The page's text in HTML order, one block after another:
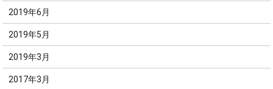
2019年6月
2019年5月
2019年3月
2017年3月